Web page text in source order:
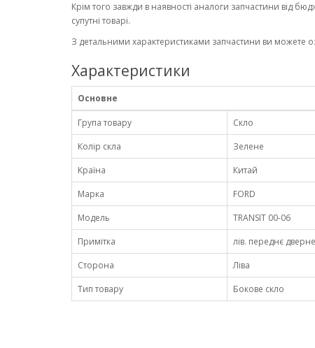
Крім того завжди в наявності аналоги запчастини від
супутні товарі.
З детальними характеристиками запчастини ви можете
Характеристики
Основне
Група товару
Скло
Колір скла
Зелене
Країна
Китай
Марка
FORD
Модель
TRANSIT 00-06
Примітка
лів. переднє
Сторона
Ліва
Тип товару
Бокове скло